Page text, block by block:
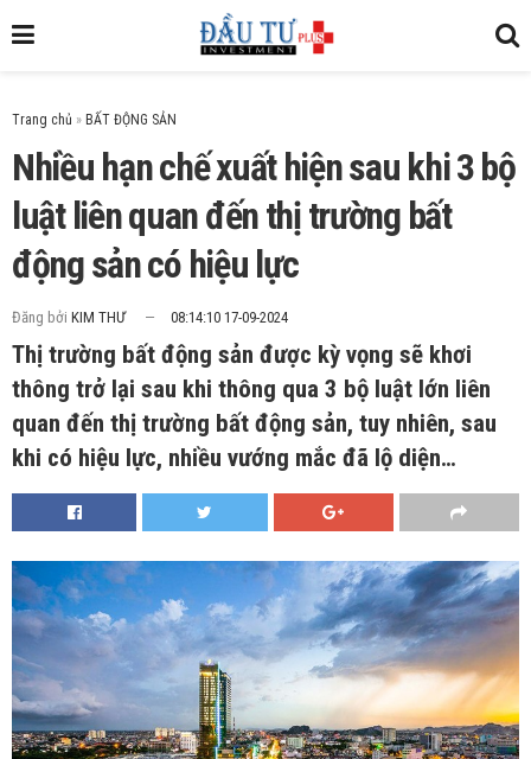
Trang chủ »
Nhiều hạn chế xuất hiện sau khi 3 bộ
luật liên quan đến thị trường bất
động sản có hiệu lực
Đăng bởi KIM THƯ 08:14:10 17-09-2024
Thị trường bất động sản được kỳ vọng sẽ khơi
thông trở lại sau khi thông qua 3 bộ luật lớn liên
quan đến thị trường bất động sản, tuy nhiên, sau
khi có hiệu lực, nhiều vướng mắc đã lộ diện…